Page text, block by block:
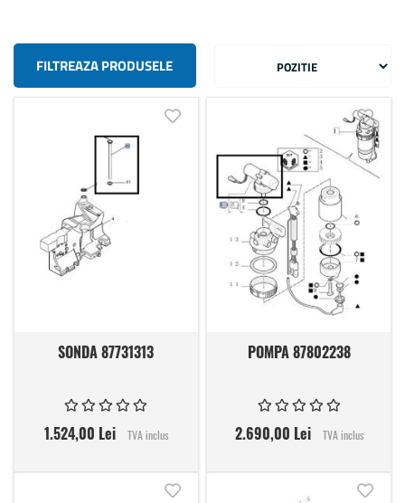
SONDA 87731313
1.524,00 Lei TVA inclus
POMPA 87802238
2.690,00 Lei TVA inclus
FILTREAZA PRODUSELE